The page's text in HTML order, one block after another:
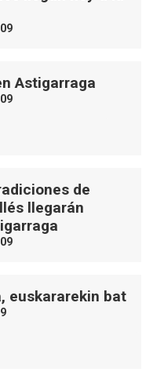
Astigarraga
de
llegarán
euskararekin bat